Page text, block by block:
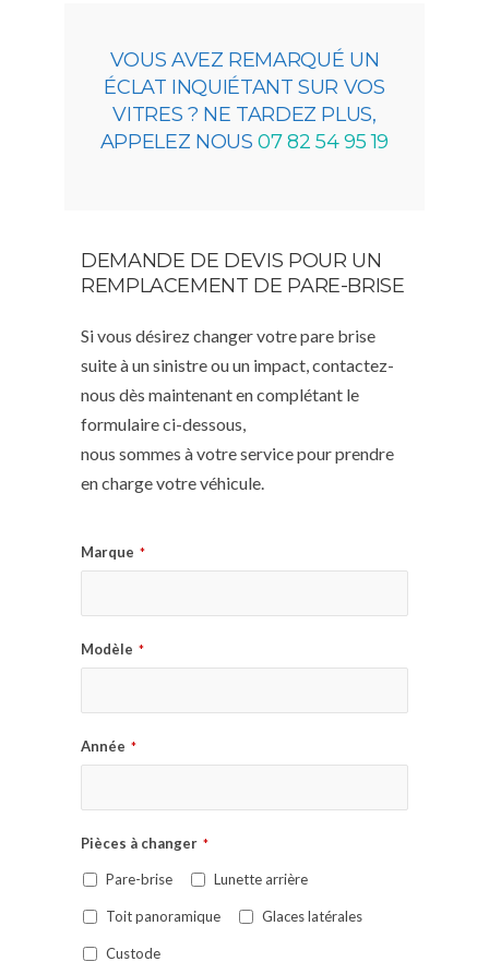
VOUS AVEZ REMARQUÉ UN
ÉCLAT INQUIÉTANT SUR VOS
VITRES ? NE TARDEZ PLUS,
APPELEZ NOUS07 82 54 95 19
DEMANDE DE DEVIS POUR UN
REMPLACEMENT DE PARE-BRISE
Si vous désirez changer votre pare brise
suite à un sinistre ou un impact, contactez-
nous dès maintenant en complétant le
formulaire ci-dessous,
nous sommes à votre service pour prendre
en charge votre véhicule.
Marque *
Modèle *
Année *
Pièces à changer *
Pare-brise Lunette arrière
Toit panoramique Glaces latérales
Custode